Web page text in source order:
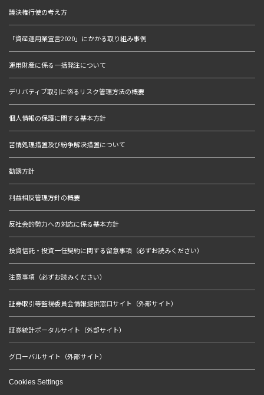
議決権行使の考え方
「資産運用業宣言2020」にかかる取り組み事例
運用財産に係る一括発注について
デリバティブ取引に係るリスク管理方法の概要
個人情報の保護に関する基本方針
苦情処理措置及び紛争解決措置について
勧誘方針
利益相反管理方針の概要
反社会的勢力への対応に係る基本方針
投資信託・投資一任契約に関する留意事項（必ずお読みください）
注意事項（必ずお読みください）
証券取引等監視委員会情報提供窓口サイト（外部サイト）
証券統計ポータルサイト（外部サイト）
グローバルサイト（外部サイト）
Cookies Settings